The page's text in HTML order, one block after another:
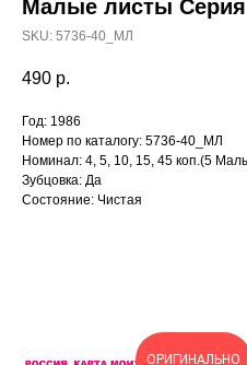
Малые листы Серия
SKU: 5736-40_МЛ
490 р.
Год: 1986
Номер по каталогу: 5736-40_МЛ
Номинал: 4, 5, 10, 15, 45 коп.(5
Зубцовка: Да
Состояние: Чистая
ОРИГИНАЛЬНО